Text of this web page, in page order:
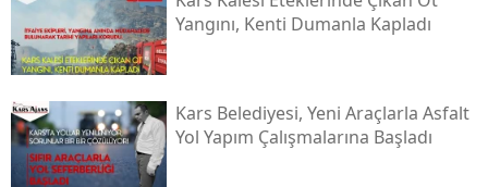
Malatya
Kahramanmaraş
Yangını, Kenti Dumanla Kapladı
Kars Belediyesi, Yeni Araçlarla Asfalt
Yol Yapım Çalışmalarına Başladı